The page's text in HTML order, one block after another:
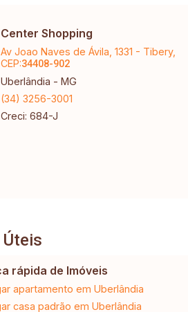
Center Shopping
Av Joao Naves de Ávila, 1331 - Tibery,
CEP:34408-902
Uberlândia - MG
(34) 3256-3001
Creci: 684-J
Úteis
rápida de Imóveis
apartamento em Uberlândia
casa padrão em Uberlândia